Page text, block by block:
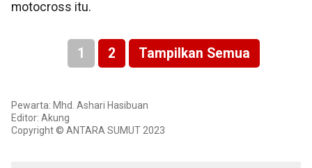
motocross itu.
1 2 Tampilkan Semua
Pewarta: Mhd. Ashari Hasibuan
Editor: Akung
Copyright © ANTARA SUMUT 2023